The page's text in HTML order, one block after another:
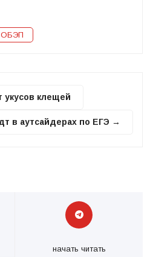
ОБЭП
укусов клещей
в аутсайдерах по ЕГЭ →
начать читать